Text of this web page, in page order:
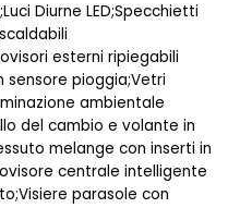
Diurne LED;Specchietti
esterni ripiegabili
pioggia;Vetri
ambientale
del cambio e volante in
melange con inserti in
centrale intelligente
parasole con